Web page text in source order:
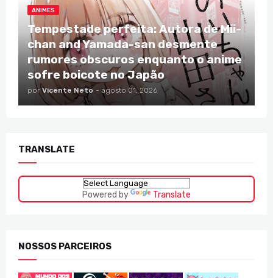
ANIMES
Tempestade perfeita: Autora de Mii-
chan and Yamada-san desmente
rumores obscuros enquanto o anime
sofre boicote no Japão
por Vicente Neto - agosto 01, 2026
TRANSLATE
Powered by Translate
NOSSOS PARCEIROS